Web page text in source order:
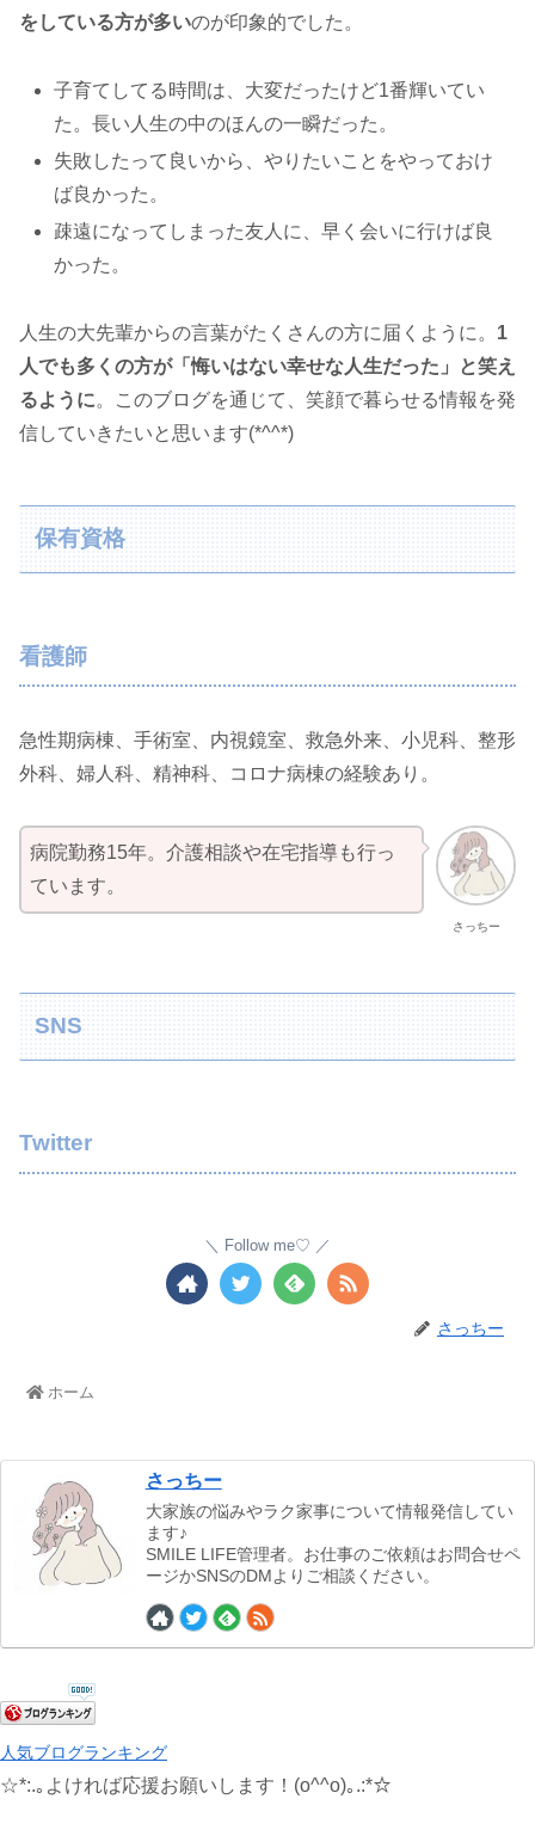
をしている方が多いのが印象的でした。
子育てしてる時間は、大変だったけど1番輝いてい
た。長い人生の中のほんの一瞬だった。
失敗したって良いから、やりたいことをやっておけ
ば良かった。
疎遠になってしまった友人に、早く会いに行けば良
かった。
人生の大先輩からの言葉がたくさんの方に届くように。 1
人でも多くの方が「悔いはない幸せな人生だった」と笑え
るように。このブログを通じて、笑顔で暮らせる情報を発
信していきたいと思います(*^^*)
保有資格
看護師
急性期病棟、手術室、内視鏡室、救急外来、小児科、整形
外科、婦人科、精神科、コロナ病棟の経験あり。
さっちー
病院勤務15年。介護相談や在宅指導も行っ
ています。
SNS
Twitter
Follow me♡
さっちー
ホーム
さっちー
大家族の悩みやラク家事について情報発信してい
ます♪
SMILE LIFE管理者。お仕事のご依頼はお問合せペ
ージかSNSのDMよりご相談ください。
人気ブログランキング
☆*:.｡よければ応援お願いします！(o^^o)｡.:*☆